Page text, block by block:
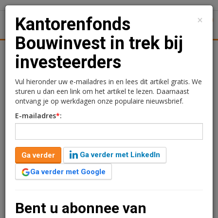
Nieuws Achtergronden
Kantorenfonds
Bouwinvest in trek bij
investeerders
Rogier Hentenaar
11 februari 2019 om 09:17
2 minuten leestijd
Het Bouwinvest Residential Fund, Retail Fund en Office
investeerders. Het kantorenfonds was hierbij het meest
×
Kantorenfonds
Bouwinvest in trek bij
investeerders
Vul hieronder uw e-mailadres in en lees dit artikel gratis. We
sturen u dan een link om het artikel te lezen. Daarnaast
ontvang je op werkdagen onze populaire nieuwsbrief.
E-mailadres*:
Ga verder
Ga verder met LinkedIn
Ga verder met Google
Bent u abonnee van